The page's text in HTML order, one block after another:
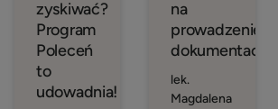
zyskiwać?
Program
Poleceń
to
udowadnia!
na
prowadzenie
dokumentacji?
lek.
Magdalena